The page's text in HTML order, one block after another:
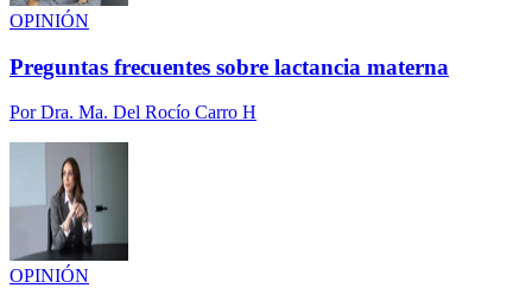
OPINIÓN
Preguntas frecuentes sobre lactancia materna
PorDra. Ma. Del Rocío Carro H
OPINIÓN